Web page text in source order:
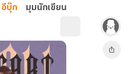
อีบุ๊ก มุมนักเขียน